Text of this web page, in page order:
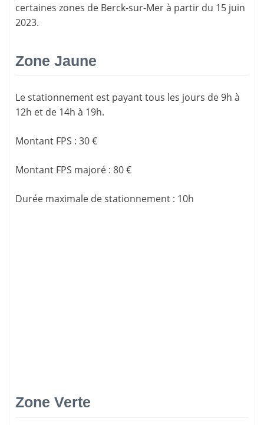
certaines zones de Berck-sur-Mer à partir du 15 juin
2023.
Zone Jaune
Le stationnement est payant tous les jours de 9h à
12h et de 14h à 19h.
Montant FPS : 30 €
Montant FPS majoré : 80 €
Durée maximale de stationnement : 10h
Zone Verte